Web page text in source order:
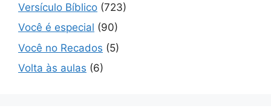
Versículo Bíblico (723)
Você é especial (90)
Você no Recados (5)
Volta às aulas (6)